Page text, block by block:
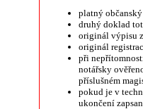
platný
druhý doklad
originál výpisu
originál
při
notářsky
příslušném
pokud je v
ukončení